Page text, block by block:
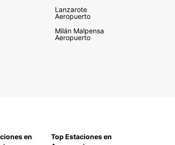
Lanzarote
Aeropuerto
Milán Malpensa
Aeropuerto
en
Top Estaciones en